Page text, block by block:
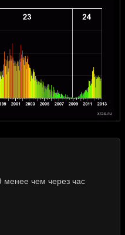
менее чем через час